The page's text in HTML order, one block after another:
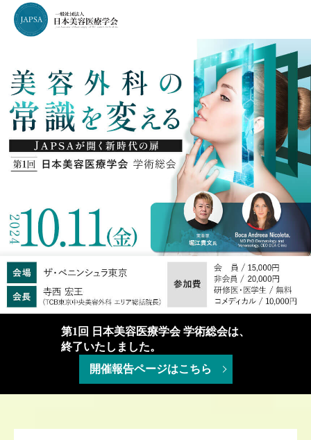
第1回 日本美容医療学会 学術総会は、
終了いたしました。
開催報告ページはこちら